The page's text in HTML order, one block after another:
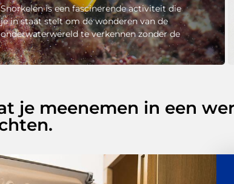
Snorkelen is een fascinerende activiteit die
je in staat stelt om de wonderen van de
onderwaterwereld te verkennen zonder de
je meenemen in een